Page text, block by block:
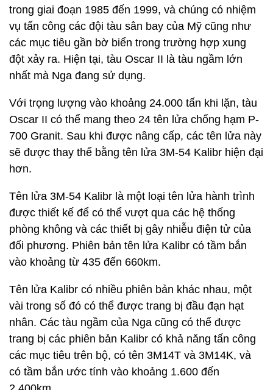
trong giai đoạn 1985 đến 1999, và chúng có nhiệm
vụ tấn công các đội tàu sân bay của Mỹ cũng như
các mục tiêu gần bờ biển trong trường hợp xung
đột xảy ra. Hiện tại, tàu Oscar II là tàu ngầm lớn
nhất mà Nga đang sử dụng.
Với trọng lượng vào khoảng 24.000 tấn khi lặn, tàu
Oscar II có thể mang theo 24 tên lửa chống hạm P-
700 Granit. Sau khi được nâng cấp, các tên lửa này
sẽ được thay thế bằng tên lửa 3M-54 Kalibr hiện đại
hơn.
Tên lửa 3M-54 Kalibr là một loại tên lửa hành trình
được thiết kế để có thể vượt qua các hệ thống
phòng không và các thiết bị gây nhiễu điện tử của
đối phương. Phiên bản tên lửa Kalibr có tầm bắn
vào khoảng từ 435 đến 660km.
Tên lửa Kalibr có nhiều phiên bản khác nhau, một
vài trong số đó có thể được trang bị đầu đạn hạt
nhân. Các tàu ngầm của Nga cũng có thể được
trang bị các phiên bản Kalibr có khả năng tấn công
các mục tiêu trên bộ, có tên 3M14T và 3M14K, và
có tầm bắn ước tính vào khoảng 1.600 đến